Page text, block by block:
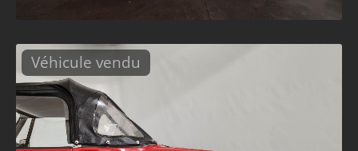
Véhicule vendu